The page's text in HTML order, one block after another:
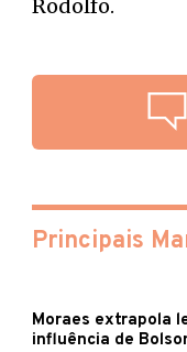
Rodolfo.
Principais
Moraes extrapola
influência de